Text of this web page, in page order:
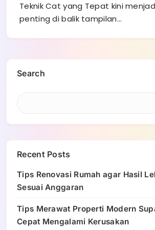
Teknik Cat yang Tepat kini
penting di balik tampilan…
Search
Recent Posts
Tips Renovasi Rumah agar Hasil
Sesuai Anggaran
Tips Merawat Properti Modern
Cepat Mengalami Kerusakan